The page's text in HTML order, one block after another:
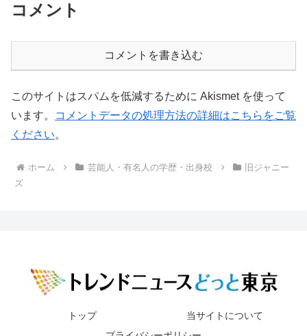
コメント
コメントを書き込む
このサイトはスパムを低減するために Akismet を使って
います。
コメントデータの処理方法の詳細はこちらをご覧
ください。
ホーム 芸能人・有名人の学歴・出身校
旧ジャニー
ズ
トップ
当サイトについて